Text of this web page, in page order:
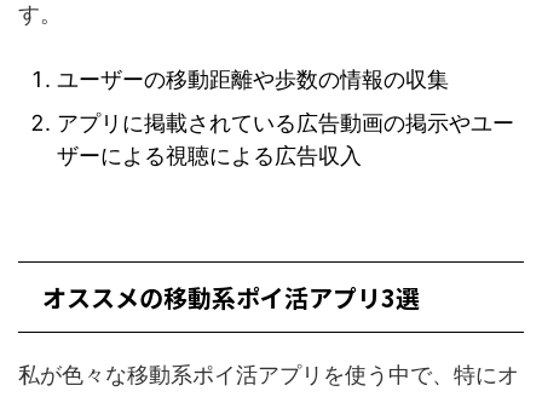
す。
ユーザーの移動距離や歩数の情報の収集
アプリに掲載されている広告動画の掲示やユー
ザーによる視聴による広告収入
オススメの移動系ポイ活アプリ3選
私が色々な移動系ポイ活アプリを使う中で、特にオ